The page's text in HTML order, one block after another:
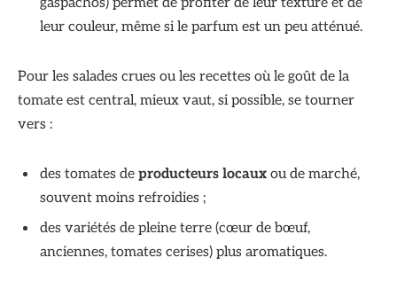
gaspachos) permet de profiter de leur texture et de
leur couleur, même si le parfum est un peu atténué.
Pour les salades crues ou les recettes où le goût de la
tomate est central, mieux vaut, si possible, se tourner
vers :
des tomates de producteurs locaux ou de marché,
souvent moins refroidies ;
des variétés de pleine terre (cœur de bœuf,
anciennes, tomates cerises) plus aromatiques.